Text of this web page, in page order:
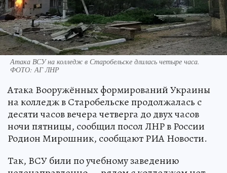
Атака ВСУ на колледж в Старобельске длилась четыре часа.
ФОТО: АГ ЛНР
Атака Вооружённых формирований Украины
на колледж в Старобельске продолжалась с
десяти часов вечера четверга до двух часов
ночи пятницы, сообщил посол ЛНР в России
Родион Мирошник, сообщают РИА Новости.
Так, ВСУ били по учебному заведению